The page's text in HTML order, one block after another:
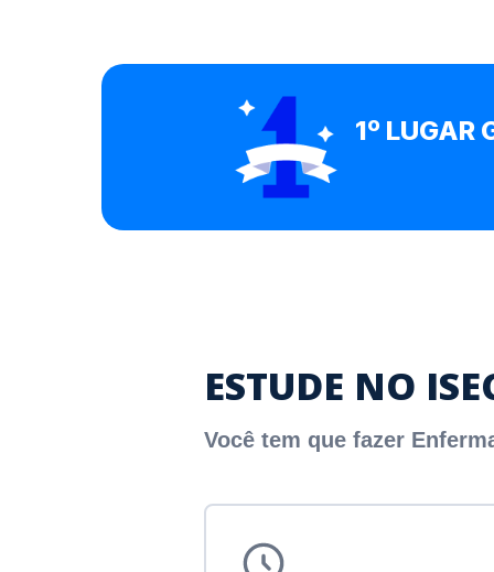
1º LUGAR
ESTUDE NO
Você tem que fazer